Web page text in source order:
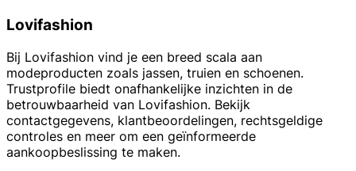
Lovifashion
Bij Lovifashion vind je een breed scala aan
modeproducten zoals jassen, truien en schoenen.
Trustprofile biedt onafhankelijke inzichten in de
betrouwbaarheid van Lovifashion. Bekijk
contactgegevens, klantbeoordelingen, rechtsgeldige
controles en meer om een geïnformeerde
aankoopbeslissing te maken.